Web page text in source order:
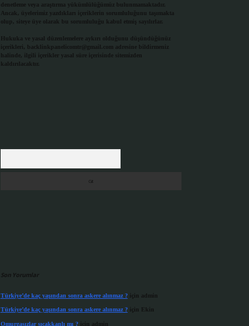
denetleme veya araştırma yükümlülüğümüz bulunmamaktadır.
Ancak, üyelerimiz yazdıkları içeriklerin sorumluluğunu taşımakta
olup, siteye üye olarak bu sorumluluğu kabul etmiş sayılırlar.
Hukuka ve yasal düzenlemelere aykırı olduğunu düşündüğünüz
içerikleri,
backlinkpanelicomtr@gmail.com adresine bildirmeniz
halinde, ilgili içerikler yasal süre içerisinde sitemizden
kaldırılacaktır.
Son Yorumlar
Türkiye’de kaç yaşından sonra askere alınmaz ?için admin
Türkiye’de kaç yaşından sonra askere alınmaz ?için Ekin
Omurgasızlar sıcakkanlı mı ?için admin